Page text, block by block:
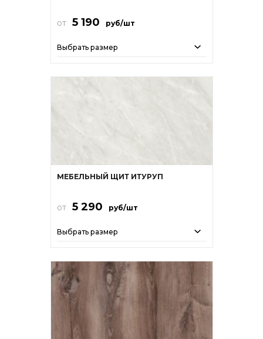
от 5 190 руб/шт
Выбрать размер
МЕБЕЛЬНЫЙ ЩИТ ИТУРУП
от 5 290 руб/шт
Выбрать размер